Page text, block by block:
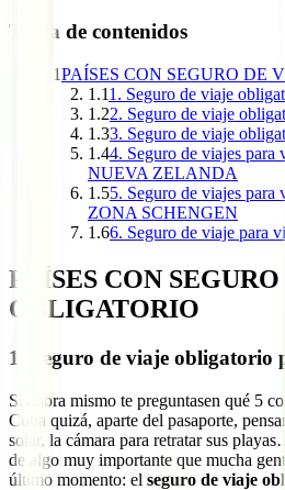
Tabla de contenidos
1PAÍSES CON SEGURO DE
1.11. Seguro de viaje
1.22. Seguro de viaje
1.33. Seguro de viaje
1.44. Seguro de viajes
NUEVA ZELANDA
1.55. Seguro de viajes para
ZONA SCHENGEN
1.66. Seguro de viaje para
PAÍSES CON
OBLIGATORIO
1. Seguro de viaje obligatorio
Si ahora mismo te preguntasen qué 5
Cuba quizá, aparte del pasaporte,
solar, la cámara para retratar sus
de algo muy importante que mucha
último momento: el seguro de viaje